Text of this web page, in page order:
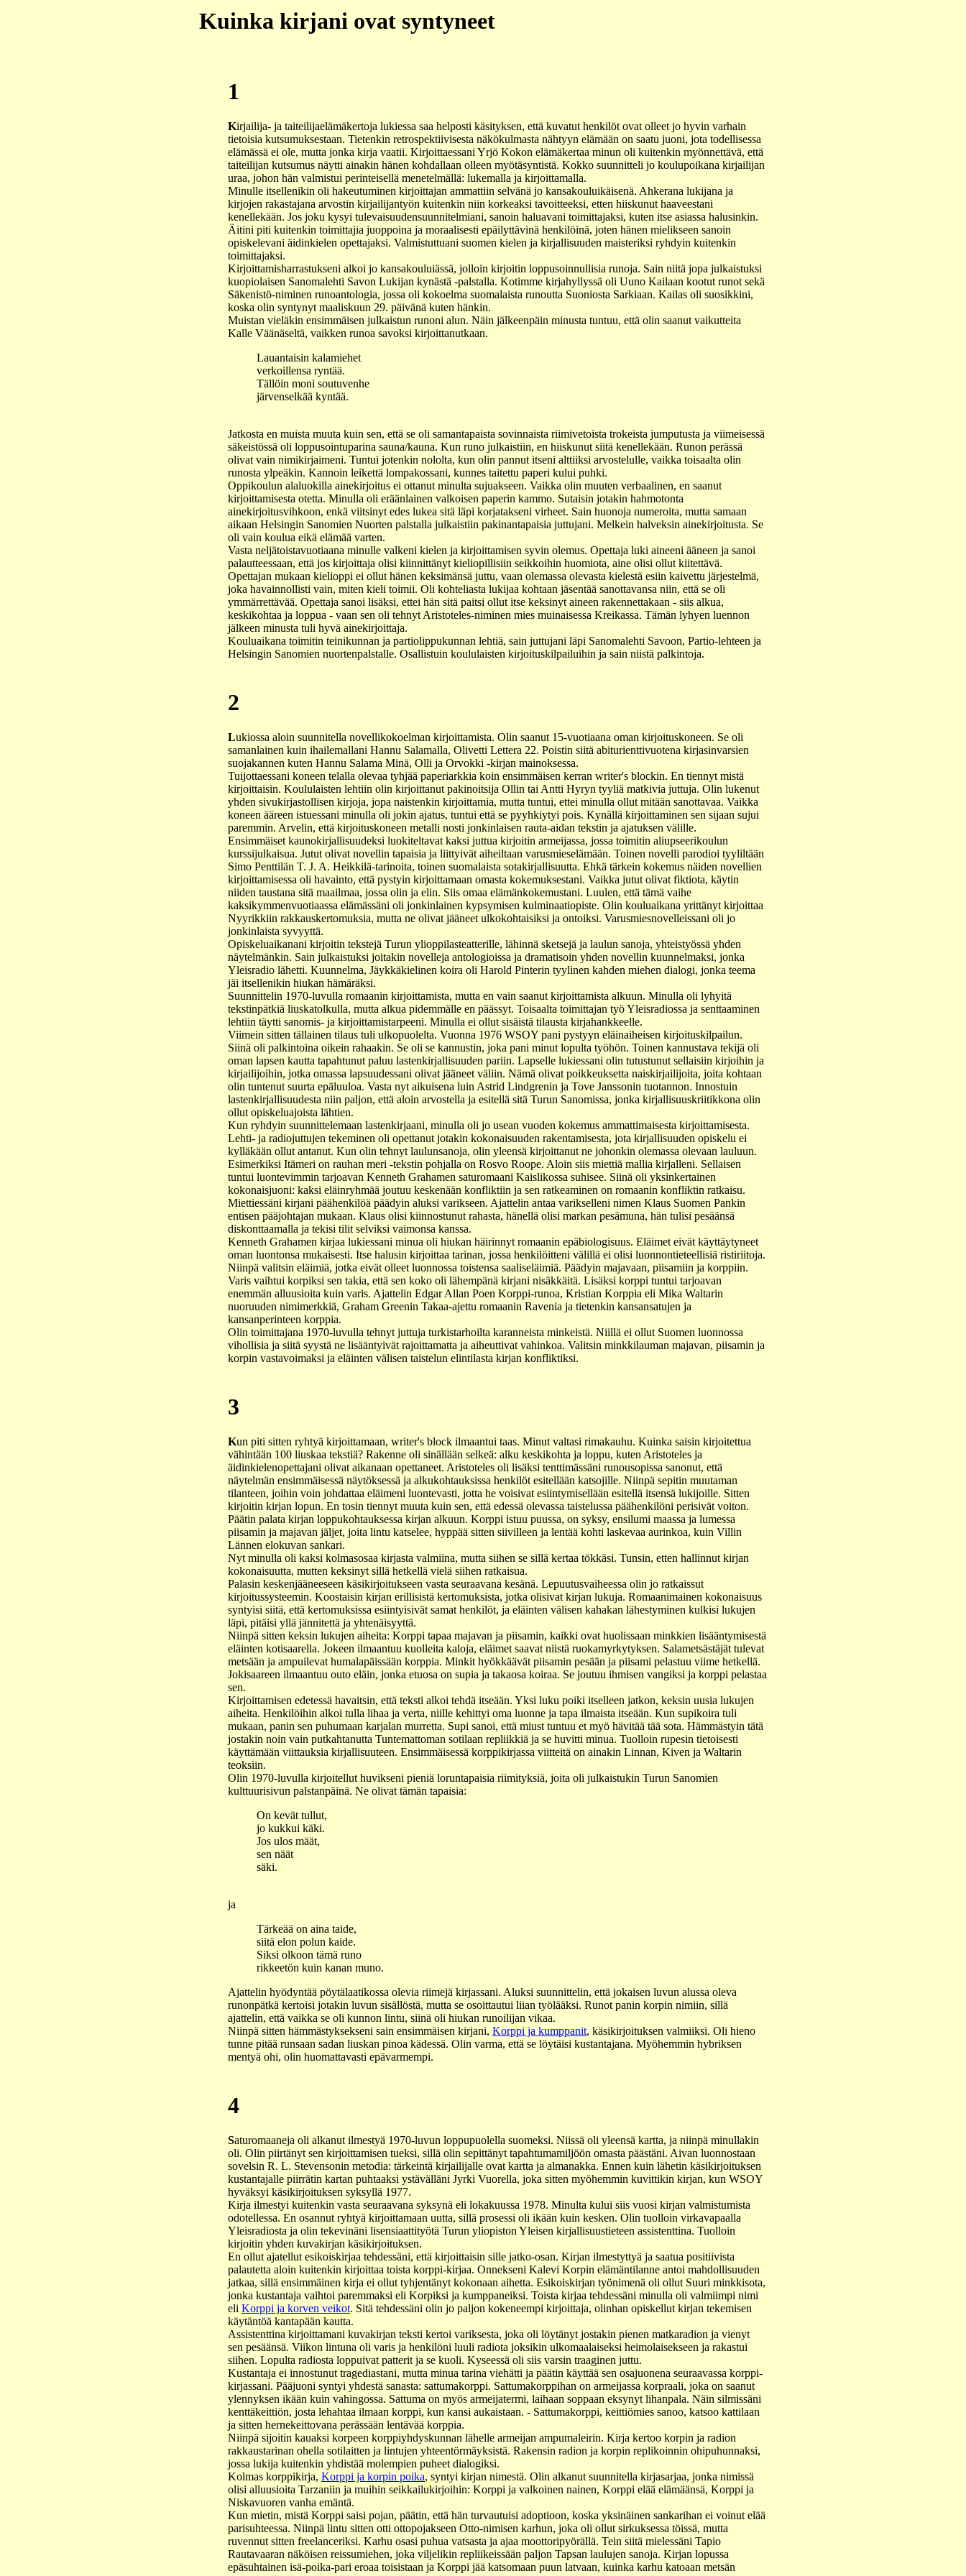
Kuinka kirjani ovat syntyneet
1
Kirjailija- ja taiteilijaelämäkertoja lukiessa saa helposti käsityksen, että kuvatut henkilöt ovat olleet jo hyvin varhain
tietoisia kutsumuksestaan. Tietenkin retrospektiivisesta näkökulmasta nähtyyn elämään on saatu juoni, jota todellisessa
elämässä ei ole, mutta jonka kirja vaatii. Kirjoittaessani Yrjö Kokon elämäkertaa minun oli kuitenkin myönnettävä, että
taiteilijan kutsumus näytti ainakin hänen kohdallaan olleen myötäsyntistä. Kokko suunnitteli jo koulupoikana kirjailijan
uraa, johon hän valmistui perinteisellä menetelmällä: lukemalla ja kirjoittamalla.
Minulle itsellenikin oli hakeutuminen kirjoittajan ammattiin selvänä jo kansakouluikäisenä. Ahkerana lukijana ja
kirjojen rakastajana arvostin kirjailijantyön kuitenkin niin korkeaksi tavoitteeksi, etten hiiskunut haaveestani
kenellekään. Jos joku kysyi tulevaisuudensuunnitelmiani, sanoin haluavani toimittajaksi, kuten itse asiassa halusinkin.
Äitini piti kuitenkin toimittajia juoppoina ja moraalisesti epäilyttävinä henkilöinä, joten hänen mielikseen sanoin
opiskelevani äidinkielen opettajaksi. Valmistuttuani suomen kielen ja kirjallisuuden maisteriksi ryhdyin kuitenkin
toimittajaksi.
Kirjoittamisharrastukseni alkoi jo kansakouluiässä, jolloin kirjoitin loppusoinnullisia runoja. Sain niitä jopa julkaistuksi
kuopiolaisen Sanomalehti Savon Lukijan kynästä -palstalla. Kotimme kirjahyllyssä oli Uuno Kailaan kootut runot sekä
Säkenistö-niminen runoantologia, jossa oli kokoelma suomalaista runoutta Suoniosta Sarkiaan. Kailas oli suosikkini,
koska olin syntynyt maaliskuun 29. päivänä kuten hänkin.
Muistan vieläkin ensimmäisen julkaistun runoni alun. Näin jälkeenpäin minusta tuntuu, että olin saanut vaikutteita
Kalle Väänäseltä, vaikken runoa savoksi kirjoittanutkaan.
Lauantaisin kalamiehet
verkoillensa ryntää.
Tällöin moni soutuvenhe
järvenselkää kyntää.
Jatkosta en muista muuta kuin sen, että se oli samantapaista sovinnaista riimivetoista trokeista jumputusta ja viimeisessä
säkeistössä oli loppusointuparina sauna/kauna. Kun runo julkaistiin, en hiiskunut siitä kenellekään. Runon perässä
olivat vain nimikirjaimeni. Tuntui jotenkin nololta, kun olin pannut itseni alttiiksi arvostelulle, vaikka toisaalta olin
runosta ylpeäkin. Kannoin leikettä lompakossani, kunnes taitettu paperi kului puhki.
Oppikoulun alaluokilla ainekirjoitus ei ottanut minulta sujuakseen. Vaikka olin muuten verbaalinen, en saanut
kirjoittamisesta otetta. Minulla oli eräänlainen valkoisen paperin kammo. Sutaisin jotakin hahmotonta
ainekirjoitusvihkoon, enkä viitsinyt edes lukea sitä läpi korjatakseni virheet. Sain huonoja numeroita, mutta samaan
aikaan Helsingin Sanomien Nuorten palstalla julkaistiin pakinantapaisia juttujani. Melkein halveksin ainekirjoitusta. Se
oli vain koulua eikä elämää varten.
Vasta neljätoistavuotiaana minulle valkeni kielen ja kirjoittamisen syvin olemus. Opettaja luki aineeni ääneen ja sanoi
palautteessaan, että jos kirjoittaja olisi kiinnittänyt kieliopillisiin seikkoihin huomiota, aine olisi ollut kiitettävä.
Opettajan mukaan kielioppi ei ollut hänen keksimänsä juttu, vaan olemassa olevasta kielestä esiin kaivettu järjestelmä,
joka havainnollisti vain, miten kieli toimii. Oli kohteliasta lukijaa kohtaan jäsentää sanottavansa niin, että se oli
ymmärrettävää. Opettaja sanoi lisäksi, ettei hän sitä paitsi ollut itse keksinyt aineen rakennettakaan - siis alkua,
keskikohtaa ja loppua - vaan sen oli tehnyt Aristoteles-niminen mies muinaisessa Kreikassa. Tämän lyhyen luennon
jälkeen minusta tuli hyvä ainekirjoittaja.
Kouluaikana toimitin teinikunnan ja partiolippukunnan lehtiä, sain juttujani läpi Sanomalehti Savoon, Partio-lehteen ja
Helsingin Sanomien nuortenpalstalle. Osallistuin koululaisten kirjoituskilpailuihin ja sain niistä palkintoja.
2
Lukiossa aloin suunnitella novellikokoelman kirjoittamista. Olin saanut 15-vuotiaana oman kirjoituskoneen. Se oli
samanlainen kuin ihailemallani Hannu Salamalla, Olivetti Lettera 22. Poistin siitä abiturienttivuotena kirjasinvarsien
suojakannen kuten Hannu Salama Minä, Olli ja Orvokki -kirjan mainoksessa.
Tuijottaessani koneen telalla olevaa tyhjää paperiarkkia koin ensimmäisen kerran writer's blockin. En tiennyt mistä
kirjoittaisin. Koululaisten lehtiin olin kirjoittanut pakinoitsija Ollin tai Antti Hyryn tyyliä matkivia juttuja. Olin lukenut
yhden sivukirjastollisen kirjoja, jopa naistenkin kirjoittamia, mutta tuntui, ettei minulla ollut mitään sanottavaa. Vaikka
koneen ääreen istuessani minulla oli jokin ajatus, tuntui että se pyyhkiytyi pois. Kynällä kirjoittaminen sen sijaan sujui
paremmin. Arvelin, että kirjoituskoneen metalli nosti jonkinlaisen rauta-aidan tekstin ja ajatuksen välille.
Ensimmäiset kaunokirjallisuudeksi luokiteltavat kaksi juttua kirjoitin armeijassa, jossa toimitin aliupseerikoulun
kurssijulkaisua. Jutut olivat novellin tapaisia ja liittyivät aiheiltaan varusmieselämään. Toinen novelli parodioi tyyliltään
Simo Penttilän T. J. A. Heikkilä-tarinoita, toinen suomalaista sotakirjallisuutta. Ehkä tärkein kokemus näiden novellien
kirjoittamisessa oli havainto, että pystyin kirjoittamaan omasta kokemuksestani. Vaikka jutut olivat fiktiota, käytin
niiden taustana sitä maailmaa, jossa olin ja elin. Siis omaa elämänkokemustani. Luulen, että tämä vaihe
kaksikymmenvuotiaassa elämässäni oli jonkinlainen kypsymisen kulminaatiopiste. Olin kouluaikana yrittänyt kirjoittaa
Nyyrikkiin rakkauskertomuksia, mutta ne olivat jääneet ulkokohtaisiksi ja ontoiksi. Varusmiesnovelleissani oli jo
jonkinlaista syvyyttä.
Opiskeluaikanani kirjoitin tekstejä Turun ylioppilasteatterille, lähinnä sketsejä ja laulun sanoja, yhteistyössä yhden
näytelmänkin. Sain julkaistuksi joitakin novelleja antologioissa ja dramatisoin yhden novellin kuunnelmaksi, jonka
Yleisradio lähetti. Kuunnelma, Jäykkäkielinen koira oli Harold Pinterin tyylinen kahden miehen dialogi, jonka teema
jäi itsellenikin hiukan hämäräksi.
Suunnittelin 1970-luvulla romaanin kirjoittamista, mutta en vain saanut kirjoittamista alkuun. Minulla oli lyhyitä
tekstinpätkiä liuskatolkulla, mutta alkua pidemmälle en päässyt. Toisaalta toimittajan työ Yleisradiossa ja senttaaminen
lehtiin täytti sanomis- ja kirjoittamistarpeeni. Minulla ei ollut sisäistä tilausta kirjahankkeelle.
Viimein sitten tällainen tilaus tuli ulkopuolelta. Vuonna 1976 WSOY pani pystyyn eläinaiheisen kirjoituskilpailun.
Siinä oli palkintoina oikein rahaakin. Se oli se kannustin, joka pani minut lopulta työhön. Toinen kannustava tekijä oli
oman lapsen kautta tapahtunut paluu lastenkirjallisuuden pariin. Lapselle lukiessani olin tutustunut sellaisiin kirjoihin ja
kirjailijoihin, jotka omassa lapsuudessani olivat jääneet väliin. Nämä olivat poikkeuksetta naiskirjailijoita, joita kohtaan
olin tuntenut suurta epäluuloa. Vasta nyt aikuisena luin Astrid Lindgrenin ja Tove Janssonin tuotannon. Innostuin
lastenkirjallisuudesta niin paljon, että aloin arvostella ja esitellä sitä Turun Sanomissa, jonka kirjallisuuskriitikkona olin
ollut opiskeluajoista lähtien.
Kun ryhdyin suunnittelemaan lastenkirjaani, minulla oli jo usean vuoden kokemus ammattimaisesta kirjoittamisesta.
Lehti- ja radiojuttujen tekeminen oli opettanut jotakin kokonaisuuden rakentamisesta, jota kirjallisuuden opiskelu ei
kylläkään ollut antanut. Kun olin tehnyt laulunsanoja, olin yleensä kirjoittanut ne johonkin olemassa olevaan lauluun.
Esimerkiksi Itämeri on rauhan meri -tekstin pohjalla on Rosvo Roope. Aloin siis miettiä mallia kirjalleni. Sellaisen
tuntui luontevimmin tarjoavan Kenneth Grahamen saturomaani Kaislikossa suhisee. Siinä oli yksinkertainen
kokonaisjuoni: kaksi eläinryhmää joutuu keskenään konfliktiin ja sen ratkeaminen on romaanin konfliktin ratkaisu.
Miettiessäni kirjani päähenkilöä päädyin aluksi varikseen. Ajattelin antaa varikselleni nimen Klaus Suomen Pankin
entisen pääjohtajan mukaan. Klaus olisi kiinnostunut rahasta, hänellä olisi markan pesämuna, hän tulisi pesäänsä
diskonttaamalla ja tekisi tilit selviksi vaimonsa kanssa.
Kenneth Grahamen kirjaa lukiessani minua oli hiukan häirinnyt romaanin epäbiologisuus. Eläimet eivät käyttäytyneet
oman luontonsa mukaisesti. Itse halusin kirjoittaa tarinan, jossa henkilöitteni välillä ei olisi luonnontieteellisiä ristiriitoja.
Niinpä valitsin eläimiä, jotka eivät olleet luonnossa toistensa saaliseläimiä. Päädyin majavaan, piisamiin ja korppiin.
Varis vaihtui korpiksi sen takia, että sen koko oli lähempänä kirjani nisäkkäitä. Lisäksi korppi tuntui tarjoavan
enemmän alluusioita kuin varis. Ajattelin Edgar Allan Poen Korppi-runoa, Kristian Korppia eli Mika Waltarin
nuoruuden nimimerkkiä, Graham Greenin Takaa-ajettu romaanin Ravenia ja tietenkin kansansatujen ja
kansanperinteen korppia.
Olin toimittajana 1970-luvulla tehnyt juttuja turkistarhoilta karanneista minkeistä. Niillä ei ollut Suomen luonnossa
vihollisia ja siitä syystä ne lisääntyivät rajoittamatta ja aiheuttivat vahinkoa. Valitsin minkkilauman majavan, piisamin ja
korpin vastavoimaksi ja eläinten välisen taistelun elintilasta kirjan konfliktiksi.
3
Kun piti sitten ryhtyä kirjoittamaan, writer's block ilmaantui taas. Minut valtasi rimakauhu. Kuinka saisin kirjoitettua
vähintään 100 liuskaa tekstiä? Rakenne oli sinällään selkeä: alku keskikohta ja loppu, kuten Aristoteles ja
äidinkielenopettajani olivat aikanaan opettaneet. Aristoteles oli lisäksi tenttimässäni runousopissa sanonut, että
näytelmän ensimmäisessä näytöksessä ja alkukohtauksissa henkilöt esitellään katsojille. Niinpä sepitin muutaman
tilanteen, joihin voin johdattaa eläimeni luontevasti, jotta he voisivat esiintymisellään esitellä itsensä lukijoille. Sitten
kirjoitin kirjan lopun. En tosin tiennyt muuta kuin sen, että edessä olevassa taistelussa päähenkilöni perisivät voiton.
Päätin palata kirjan loppukohtauksessa kirjan alkuun. Korppi istuu puussa, on syksy, ensilumi maassa ja lumessa
piisamin ja majavan jäljet, joita lintu katselee, hyppää sitten siivilleen ja lentää kohti laskevaa aurinkoa, kuin Villin
Lännen elokuvan sankari.
Nyt minulla oli kaksi kolmasosaa kirjasta valmiina, mutta siihen se sillä kertaa tökkäsi. Tunsin, etten hallinnut kirjan
kokonaisuutta, mutten keksinyt sillä hetkellä vielä siihen ratkaisua.
Palasin keskenjääneeseen käsikirjoitukseen vasta seuraavana kesänä. Lepuutusvaiheessa olin jo ratkaissut
kirjoitussysteemin. Koostaisin kirjan erillisistä kertomuksista, jotka olisivat kirjan lukuja. Romaanimainen kokonaisuus
syntyisi siitä, että kertomuksissa esiintyisivät samat henkilöt, ja eläinten välisen kahakan lähestyminen kulkisi lukujen
läpi, pitäisi yllä jännitettä ja yhtenäisyyttä.
Niinpä sitten keksin lukujen aiheita: Korppi tapaa majavan ja piisamin, kaikki ovat huolissaan minkkien lisääntymisestä
eläinten kotisaarella. Jokeen ilmaantuu kuolleita kaloja, eläimet saavat niistä ruokamyrkytyksen. Salametsästäjät tulevat
metsään ja ampuilevat humalapäissään korppia. Minkit hyökkäävät piisamin pesään ja piisami pelastuu viime hetkellä.
Jokisaareen ilmaantuu outo eläin, jonka etuosa on supia ja takaosa koiraa. Se joutuu ihmisen vangiksi ja korppi pelastaa
sen.
Kirjoittamisen edetessä havaitsin, että teksti alkoi tehdä itseään. Yksi luku poiki itselleen jatkon, keksin uusia lukujen
aiheita. Henkilöihin alkoi tulla lihaa ja verta, niille kehittyi oma luonne ja tapa ilmaista itseään. Kun supikoira tuli
mukaan, panin sen puhumaan karjalan murretta. Supi sanoi, että miust tuntuu et myö hävitää tää sota. Hämmästyin tätä
jostakin noin vain putkahtanutta Tuntemattoman sotilaan repliikkiä ja se huvitti minua. Tuolloin rupesin tietoisesti
käyttämään viittauksia kirjallisuuteen. Ensimmäisessä korppikirjassa viitteitä on ainakin Linnan, Kiven ja Waltarin
teoksiin.
Olin 1970-luvulla kirjoitellut huvikseni pieniä loruntapaisia riimityksiä, joita oli julkaistukin Turun Sanomien
kulttuurisivun palstanpäinä. Ne olivat tämän tapaisia:
On kevät tullut,
jo kukkui käki.
Jos ulos määt,
sen näät
säki.
ja
Tärkeää on aina taide,
siitä elon polun kaide.
Siksi olkoon tämä runo
rikkeetön kuin kanan muno.
Ajattelin hyödyntää pöytälaatikossa olevia riimejä kirjassani. Aluksi suunnittelin, että jokaisen luvun alussa oleva
runonpätkä kertoisi jotakin luvun sisällöstä, mutta se osoittautui liian työlääksi. Runot panin korpin nimiin, sillä
ajattelin, että vaikka se oli kunnon lintu, siinä oli hiukan runoilijan vikaa.
Niinpä sitten hämmästyksekseni sain ensimmäisen kirjani, Korppi ja kumppanit, käsikirjoituksen valmiiksi. Oli hieno
tunne pitää runsaan sadan liuskan pinoa kädessä. Olin varma, että se löytäisi kustantajana. Myöhemmin hybriksen
mentyä ohi, olin huomattavasti epävarmempi.
4
Saturomaaneja oli alkanut ilmestyä 1970-luvun loppupuolella suomeksi. Niissä oli yleensä kartta, ja niinpä minullakin
oli. Olin piirtänyt sen kirjoittamisen tueksi, sillä olin sepittänyt tapahtumamiljöön omasta päästäni. Aivan luonnostaan
sovelsin R. L. Stevensonin metodia: tärkeintä kirjailijalle ovat kartta ja almanakka. Ennen kuin lähetin käsikirjoituksen
kustantajalle piirrätin kartan puhtaaksi ystävälläni Jyrki Vuorella, joka sitten myöhemmin kuvittikin kirjan, kun WSOY
hyväksyi käsikirjoituksen syksyllä 1977.
Kirja ilmestyi kuitenkin vasta seuraavana syksynä eli lokakuussa 1978. Minulta kului siis vuosi kirjan valmistumista
odotellessa. En osannut ryhtyä kirjoittamaan uutta, sillä prosessi oli ikään kuin kesken. Olin tuolloin virkavapaalla
Yleisradiosta ja olin tekevinäni lisensiaattityötä Turun yliopiston Yleisen kirjallisuustieteen assistenttina. Tuolloin
kirjoitin yhden kuvakirjan käsikirjoituksen.
En ollut ajatellut esikoiskirjaa tehdessäni, että kirjoittaisin sille jatko-osan. Kirjan ilmestyttyä ja saatua positiivista
palautetta aloin kuitenkin kirjoittaa toista korppi-kirjaa. Onnekseni Kalevi Korpin elämäntilanne antoi mahdollisuuden
jatkaa, sillä ensimmäinen kirja ei ollut tyhjentänyt kokonaan aihetta. Esikoiskirjan työnimenä oli ollut Suuri minkkisota,
jonka kustantaja vaihtoi paremmaksi eli Korpiksi ja kumppaneiksi. Toista kirjaa tehdessäni minulla oli valmiimpi nimi
eli Korppi ja korven veikot. Sitä tehdessäni olin jo paljon kokeneempi kirjoittaja, olinhan opiskellut kirjan tekemisen
käytäntöä kantapään kautta.
Assistenttina kirjoittamani kuvakirjan teksti kertoi variksesta, joka oli löytänyt jostakin pienen matkaradion ja vienyt
sen pesäänsä. Viikon lintuna oli varis ja henkilöni luuli radiota joksikin ulkomaalaiseksi heimolaisekseen ja rakastui
siihen. Lopulta radiosta loppuivat patterit ja se kuoli. Kyseessä oli siis varsin traaginen juttu.
Kustantaja ei innostunut tragediastani, mutta minua tarina viehätti ja päätin käyttää sen osajuonena seuraavassa korppi-
kirjassani. Pääjuoni syntyi yhdestä sanasta: sattumakorppi. Sattumakorppihan on armeijassa korpraali, joka on saanut
ylennyksen ikään kuin vahingossa. Sattuma on myös armeijatermi, laihaan soppaan eksynyt lihanpala. Näin silmissäni
kenttäkeittiön, josta lehahtaa ilmaan korppi, kun kansi aukaistaan. - Sattumakorppi, keittiömies sanoo, katsoo kattilaan
ja sitten hernekeittovana perässään lentävää korppia.
Niinpä sijoitin kauaksi korpeen korppiyhdyskunnan lähelle armeijan ampumaleirin. Kirja kertoo korpin ja radion
rakkaustarinan ohella sotilaitten ja lintujen yhteentörmäyksistä. Rakensin radion ja korpin replikoinnin ohipuhunnaksi,
jossa lukija kuitenkin yhdistää molempien puheet dialogiksi.
Kolmas korppikirja, Korppi ja korpin poika, syntyi kirjan nimestä. Olin alkanut suunnitella kirjasarjaa, jonka nimissä
olisi alluusioita Tarzaniin ja muihin seikkailukirjoihin: Korppi ja valkoinen nainen, Korppi elää elämäänsä, Korppi ja
Niskavuoren vanha emäntä.
Kun mietin, mistä Korppi saisi pojan, päätin, että hän turvautuisi adoptioon, koska yksinäinen sankarihan ei voinut elää
parisuhteessa. Niinpä lintu sitten otti ottopojakseen Otto-nimisen karhun, joka oli ollut sirkuksessa töissä, mutta
ruvennut sitten freelanceriksi. Karhu osasi puhua vatsasta ja ajaa moottoripyörällä. Tein siitä mielessäni Tapio
Rautavaaran näköisen reissumiehen, joka viljelikin repliikeissään paljon Tapsan laulujen sanoja. Kirjan lopussa
epäsuhtainen isä-poika-pari eroaa toisistaan ja Korppi jää katsomaan puun latvaan, kuinka karhu katoaan metsän